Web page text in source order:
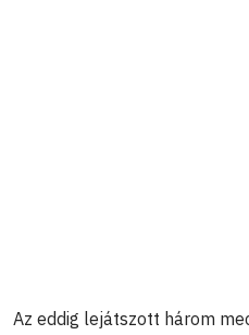
Az eddig lejátszott három